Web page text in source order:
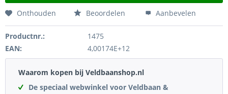
Onthouden Beoordelen Aanbevelen
Productnr.:
1475
EAN:
4,00174E+12
Waarom kopen bij Veldbaanshop.nl
De speciaal webwinkel voor Veldbaan &